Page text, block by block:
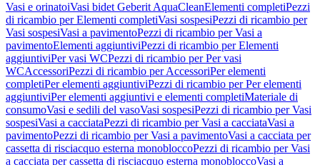
Vasi e orinatoiVasi bidet Geberit AquaCleanElementi completiPezzi
di ricambio per Elementi completiVasi sospesiPezzi di ricambio per
Vasi sospesiVasi a pavimentoPezzi di ricambio per Vasi a
pavimentoElementi aggiuntiviPezzi di ricambio per Elementi
aggiuntiviPer vasi WCPezzi di ricambio per Per vasi
WCAccessoriPezzi di ricambio per AccessoriPer elementi
completiPer elementi aggiuntiviPezzi di ricambio per Per elementi
aggiuntiviPer elementi aggiuntivi e elementi completiMateriale di
consumoVasi e sedili del vasoVasi sospesiPezzi di ricambio per Vasi
sospesiVasi a cacciataPezzi di ricambio per Vasi a cacciataVasi a
pavimentoPezzi di ricambio per Vasi a pavimentoVasi a cacciata per
cassetta di risciacquo esterna monobloccoPezzi di ricambio per Vasi
a cacciata per cassetta di risciacquo esterna monobloccoVasi a